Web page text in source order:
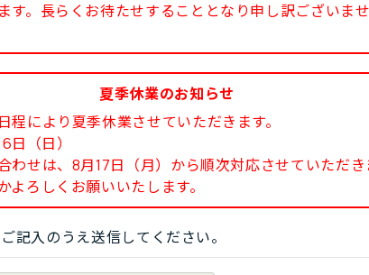
す。長らくお待たせすることとなり申し訳ございま
夏季休業のお知らせ
により夏季休業させていただきます。
（日）
せは、8月17日（月）から順次対応させていただき
ろしくお願いいたします。
記入のうえ送信してください。